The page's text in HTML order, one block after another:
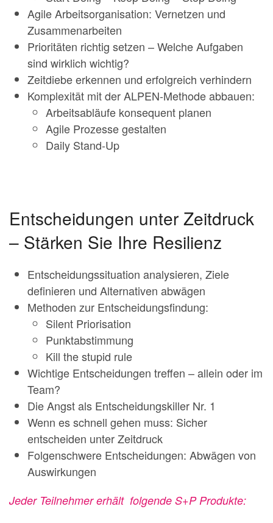
Agile Arbeitsorganisation: Vernetzen und
Zusammenarbeiten
Prioritäten richtig setzen – Welche Aufgaben
sind wirklich wichtig?
Zeitdiebe erkennen und erfolgreich verhindern
Komplexität mit der ALPEN-Methode abbauen:
Arbeitsabläufe konsequent planen
Agile Prozesse gestalten
Daily Stand-Up
Entscheidungen unter Zeitdruck
– Stärken Sie Ihre Resilienz
Entscheidungssituation analysieren, Ziele
definieren und Alternativen abwägen
Methoden zur Entscheidungsfindung:
Silent Priorisation
Punktabstimmung
Kill the stupid rule
Wichtige Entscheidungen treffen – allein oder im
Team?
Die Angst als Entscheidungskiller Nr. 1
Wenn es schnell gehen muss: Sicher
entscheiden unter Zeitdruck
Folgenschwere Entscheidungen: Abwägen von
Auswirkungen
Jeder Teilnehmer erhält folgende S+P Produkte: